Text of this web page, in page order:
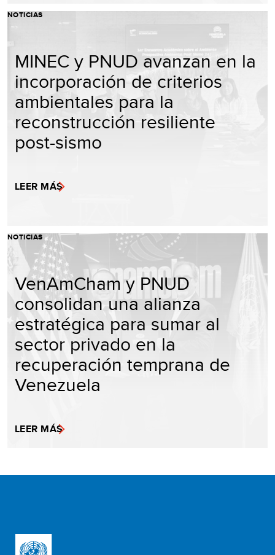
NOTICIAS
MINEC y PNUD avanzan en la
incorporación de criterios
ambientales para la
reconstrucción resiliente
post-sismo
LEER MÁS
NOTICIAS
VenAmCham y PNUD
consolidan una alianza
estratégica para sumar al
sector privado en la
recuperación temprana de
Venezuela
LEER MÁS